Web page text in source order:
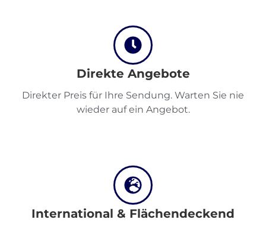
Deutsch
Direkte Angebote
Direkter Preis für Ihre Sendung. Warten Sie nie
wieder auf ein Angebot.
International & Flächendeckend